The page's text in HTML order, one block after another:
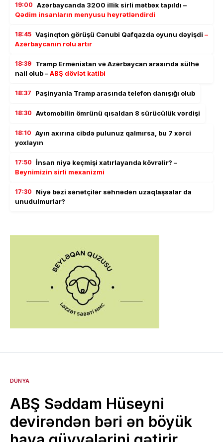
19:00 Azərbaycanda 3200 illik sirli mətbəx tapıldı –
Qədim insanların menyusu heyrətləndirdi
18:45 Vaşinqton görüşü Cənubi Qafqazda oyunu dəyişdi –
Azərbaycanın rolu artır
18:39 Tramp Ermənistan və Azərbaycan arasında sülhə
nail olub –ABŞ dövlət katibi
18:37 Paşinyanla Tramp arasında telefon danışığı olub
18:30 Avtomobilin ömrünü qısaldan 8 sürücülük vərdişi
18:10 Ayın axırına cibdə pulunuz qalmırsa, bu 7 xərci
yoxlayın
17:50 İnsan niyə keçmişi xatırlayanda kövrəlir? –
Beynimizin sirli mexanizmi
17:30
Niyə bəzi sənətçilər səhnədən uzaqlaşsalar da
unudulmurlar?
DÜNYA
ABŞ Səddam Hüseyni
devirəndən bəri ən böyük